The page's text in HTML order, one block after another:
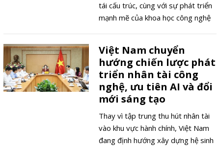
tái cấu trúc, cùng với sự phát triển
mạnh mẽ của khoa học công nghệ
nâng cao năng lực cạnh tranh và
mở rộng không gian phát triển cho
cộng đồng doanh nghiệp.
Việt Nam chuyển
hướng chiến lược phát
triển nhân tài công
nghệ, ưu tiên AI và đổi
mới sáng tạo
Thay vì tập trung thu hút nhân tài
vào khu vực hành chính, Việt Nam
đang định hướng xây dựng hệ sinh